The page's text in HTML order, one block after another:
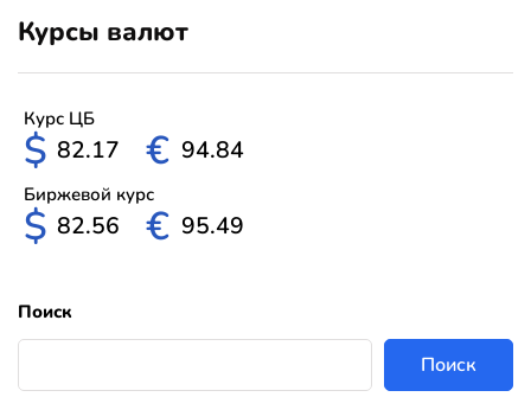
Курсы валют
Курс ЦБ
$ 82.17 € 94.84
Биржевой курс
$ 82.56 € 95.49
Поиск
Поиск